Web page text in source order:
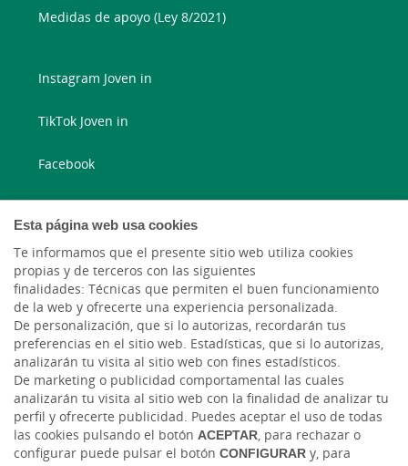
Esta página web usa cookies
Te informamos que el presente sitio web utiliza cookies
propias y de terceros con las siguientes
finalidades: Técnicas que permiten el buen funcionamiento
de la web y ofrecerte una experiencia personalizada.
De personalización, que si lo autorizas, recordarán tus
preferencias en el sitio web. Estadísticas, que si lo autorizas,
analizarán tu visita al sitio web con fines estadísticos.
De marketing o publicidad comportamental las cuales
analizarán tu visita al sitio web con la finalidad de analizar tu
perfil y ofrecerte publicidad. Puedes aceptar el uso de todas
las cookies pulsando el botón ACEPTAR, para rechazar o
configurar puede pulsar el botón CONFIGURAR y, para
Medidas de apoyo (Ley 8/2021)
Instagram Joven in
TikTok Joven in
Facebook
Instagram
X
LinkedIn
YouTube